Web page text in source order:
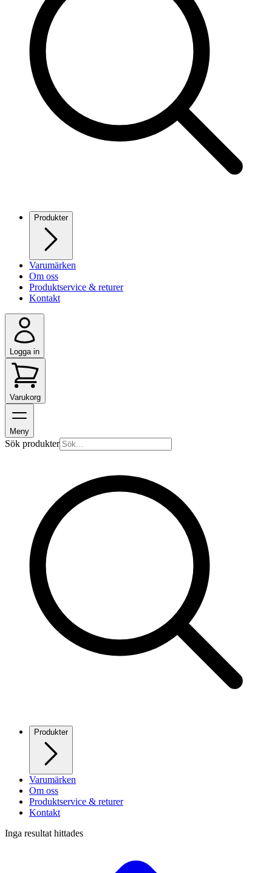
Produkter
Varumärken
Om oss
Produktservice & returer
Kontakt
Logga in
Varukorg
Meny
Sök produkter
Produkter
Varumärken
Om oss
Produktservice & returer
Kontakt
Inga resultat hittades